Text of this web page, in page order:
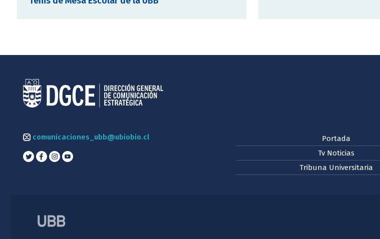
comunicaciones_ubb@ubiobio.cl
Portada
Tv Noticias
Tribuna Universitaria